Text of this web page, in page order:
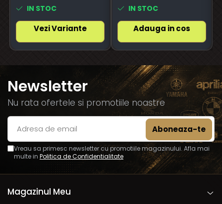
IN STOC
Vezi Variante
IN STOC
Adauga in cos
Newsletter
Nu rata ofertele si promotiile noastre
Vreau sa primesc newsletter cu promotiile magazinului. Afla mai
multe in Politica de Confidentialitate
Magazinul Meu